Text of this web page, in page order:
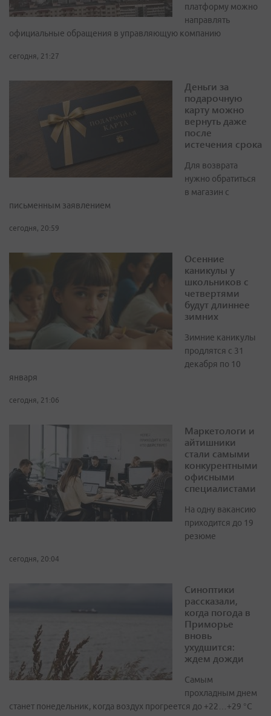
платформу можно
направлять
официальные обращения в управляющую компанию
сегодня, 21:27
Деньги за
подарочную
карту можно
вернуть даже
после
истечения срока
Для возврата
нужно обратиться
в магазин с
письменным заявлением
сегодня, 20:59
Осенние
каникулы у
школьников с
четвертями
будут длиннее
зимних
Зимние каникулы
продлятся с 31
декабря по 10
января
сегодня, 21:06
Маркетологи и
айтишники
стали самыми
конкурентными
офисными
специалистами
На одну вакансию
приходится до 19
резюме
сегодня, 20:04
Синоптики
рассказали,
когда погода в
Приморье
вновь
ухудшится:
ждем дожди
Самым
прохладным днем
станет понедельник, когда воздух прогреется до +22…+29 °С